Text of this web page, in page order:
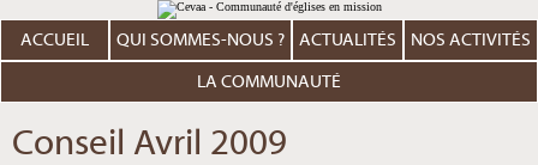
au
contenu.
Aller
personnels
ACCUEIL QUI SOMMES-NOUS ? ACTUALITÉS NOS ACTIVITÉS
LA COMMUNAUTÉ
Conseil Avril 2009